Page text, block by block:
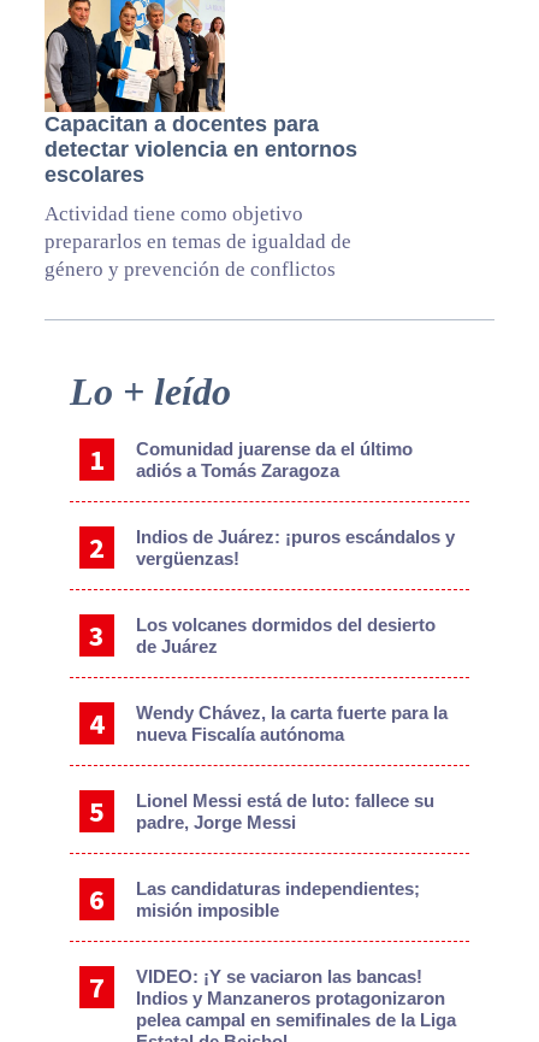
Capacitan a docentes para
detectar violencia en entornos
escolares
Actividad tiene como objetivo
prepararlos en temas de igualdad de
género y prevención de conflictos
Primary
Lo + leído
Comunidad juarense da el último
adiós a Tomás Zaragoza
Indios de Juárez: ¡puros escándalos y
vergüenzas!
Los volcanes dormidos del desierto
de Juárez
Wendy Chávez, la carta fuerte para la
nueva Fiscalía autónoma
Lionel Messi está de luto: fallece su
padre, Jorge Messi
Las candidaturas independientes;
misión imposible
VIDEO: ¡Y se vaciaron las bancas!
Indios y Manzaneros protagonizaron
pelea campal en semifinales de la Liga